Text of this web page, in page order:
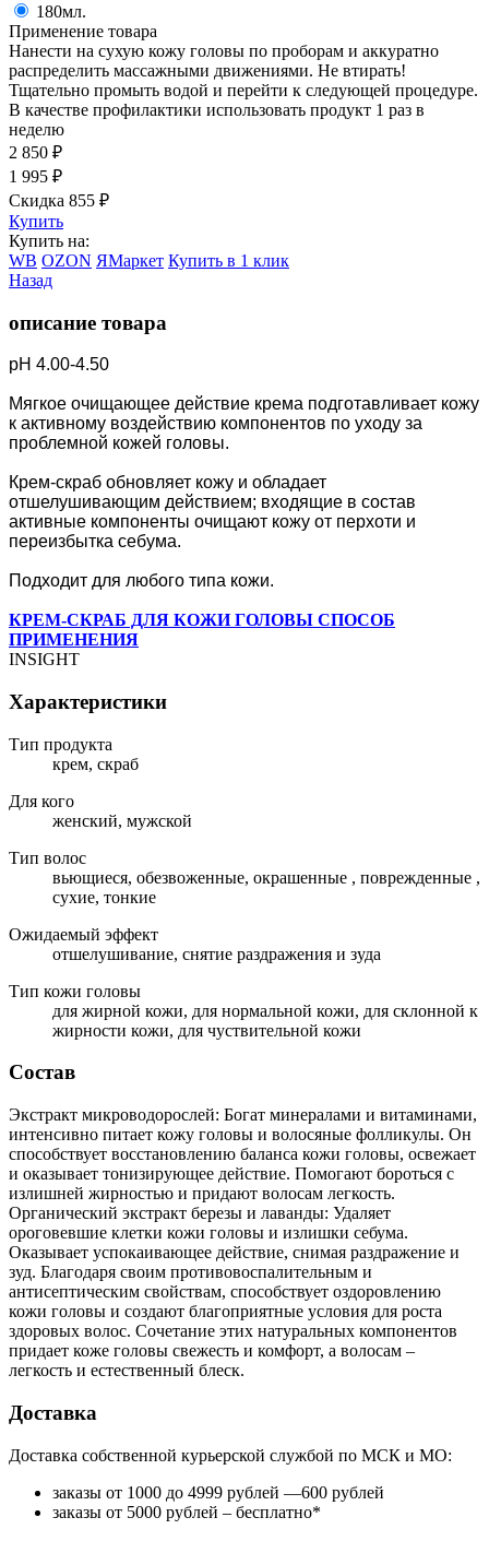
180мл.
Применение товара
Нанести на сухую кожу головы по проборам и аккуратно
распределить массажными движениями. Не втирать!
Тщательно промыть водой и перейти к следующей процедуре.
В качестве профилактики использовать продукт 1 раз в
неделю
2 850 ₽
1 995 ₽
Скидка 855 ₽
Купить
Купить на:
WB OZON ЯМаркет Купить в 1 клик
Назад
описание товара
рН 4.00-4.50
Мягкое очищающее действие крема подготавливает кожу
к активному воздействию компонентов по уходу за
проблемной кожей головы.
Крем-скраб обновляет кожу и обладает
отшелушивающим действием; входящие в состав
активные компоненты очищают кожу от перхоти и
переизбытка себума.
Подходит для любого типа кожи.
КРЕМ-СКРАБ ДЛЯ КОЖИ ГОЛОВЫ СПОСОБ
ПРИМЕНЕНИЯ
INSIGHT
Характеристики
Тип продукта
крем, скраб
Для кого
женский, мужской
Тип волос
вьющиеся, обезвоженные, окрашенные , поврежденные ,
сухие, тонкие
Ожидаемый эффект
отшелушивание, снятие раздражения и зуда
Тип кожи головы
для жирной кожи, для нормальной кожи, для склонной к
жирности кожи, для чуствительной кожи
Состав
Экстракт микроводорослей: Богат минералами и витаминами,
интенсивно питает кожу головы и волосяные фолликулы. Он
способствует восстановлению баланса кожи головы, освежает
и оказывает тонизирующее действие. Помогают бороться с
излишней жирностью и придают волосам легкость.
Органический экстракт березы и лаванды: Удаляет
ороговевшие клетки кожи головы и излишки себума.
Оказывает успокаивающее действие, снимая раздражение и
зуд. Благодаря своим противовоспалительным и
антисептическим свойствам, способствует оздоровлению
кожи головы и создают благоприятные условия для роста
здоровых волос. Сочетание этих натуральных компонентов
придает коже головы свежесть и комфорт, а волосам –
легкость и естественный блеск.
Доставка
Доставка собственной курьерской службой по МСК и МО:
заказы от 1000 до 4999 рублей —600 рублей
заказы от 5000 рублей – бесплатно*